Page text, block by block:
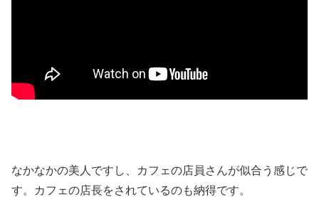
なかなかの美人ですし、カフェの店員さんが似合う感じで
す。カフェの店長をされているのも納得です。